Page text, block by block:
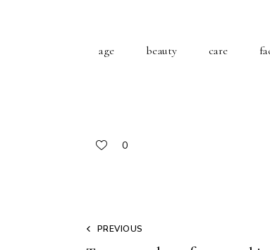
age beauty care
0
PREVIOUS